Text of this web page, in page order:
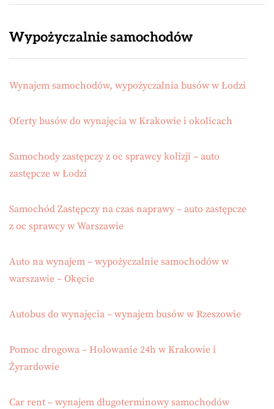
Wypożyczalnie samochodów
Wynajem samochodów, wypożyczalnia busów w Łodzi
Oferty busów do wynajęcia w Krakowie i okolicach
Samochody zastępczy z oc sprawcy kolizji – auto
zastępcze w Łodzi
Samochód Zastępczy na czas naprawy – auto zastępcze
z oc sprawcy w Warszawie
Auto na wynajem – wypożyczalnie samochodów w
warszawie – Okęcie
Autobus do wynajęcia – wynajem busów w Rzeszowie
Pomoc drogowa – Holowanie 24h w Krakowie i
Żyrardowie
Car rent – wynajem długoterminowy samochodów